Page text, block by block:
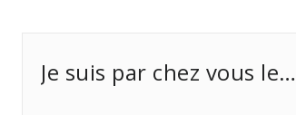
Je suis par chez vous le…